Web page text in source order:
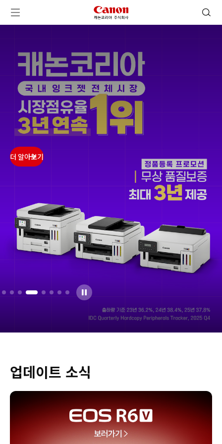
메뉴 열기 캐논코리아 주식회사 로고 검색 열기
ㅤㅤ
ㅤㅤ
ㅤㅤ
ㅤㅤ
더 알아보기
업데이트 소식